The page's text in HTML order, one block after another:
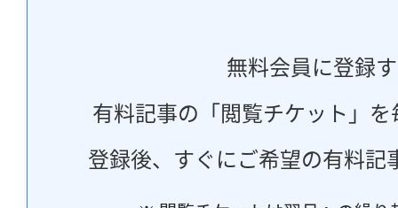
無料会員に登録
有料記事の「閲覧チケット」
登録後、すぐにご希望の有料記